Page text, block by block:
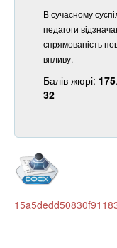
В сучасному
педагоги
спрямованість
впливу.
Балів жюрі: 175
32